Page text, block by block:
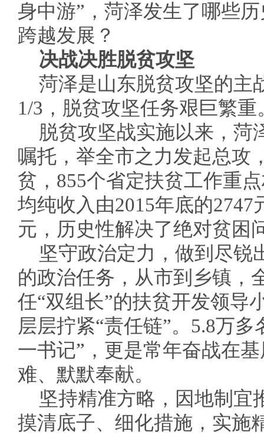
身中游”，菏泽发生了哪些
跨越发展？
决战决胜脱贫攻坚
菏泽是山东脱贫攻坚的主
1/3，脱贫攻坚任务艰巨繁重
脱贫攻坚战实施以来，菏
嘱托，举全市之力发起总攻
贫，855个省定扶贫工作重
均纯收入由2015年底的2747
元，历史性解决了绝对贫困
坚守政治定力，做到尽锐
的政治任务，从市到乡镇，
任“双组长”的扶贫开发领导
层层拧紧“责任链”。5.8万
一书记”，更是常年奋战在
难、默默奉献。
坚持精准方略，因地制宜
摸清底子、细化措施，实施